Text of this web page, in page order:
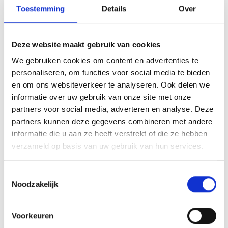
Toestemming Details Over
Deze website maakt gebruik van cookies
We gebruiken cookies om content en advertenties te
personaliseren, om functies voor social media te bieden
en om ons websiteverkeer te analyseren. Ook delen we
informatie over uw gebruik van onze site met onze
partners voor social media, adverteren en analyse. Deze
partners kunnen deze gegevens combineren met andere
informatie die u aan ze heeft verstrekt of die ze hebben
verzameld op basis van uw gebruik van hun services.
Noodzakelijk
Voorkeuren
gesprek draait niet om het verleden of het
verbinden van de ouders in het belang van
hun kinderen.
De uitdaging en het succes
Een van de grootste uitdagingen binnen dit
werk is het doorbreken van de vicieuze
cirkel waarin ouders vast kunnen komen te
zitten. Veel ouders hebben moeite om hun
eigen gedrag los te koppelen van pijn of
teleurstelling uit het verleden. Hier komt de
gezinsvertegenwoordiger in actie: door
ouders in hun kracht te zetten, kunnen ze